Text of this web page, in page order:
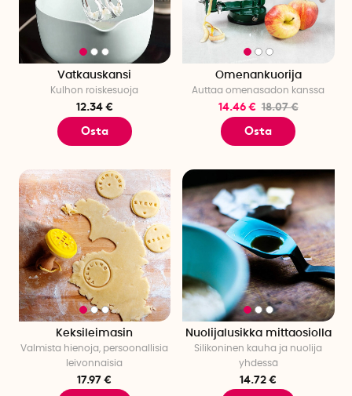
voit helposti varmistaa, että liha kypsyy täydellisesti oikealla
sisälämpötilalla. Täydellisen paistopinnan saamiseksi voit
käyttää kauhalla varustettua leivontasivellintä.
SmartaSakerista löydät kaiken onnistuneeseen
joululeivontaan!
Vatkauskansi
Kulhon roiskesuoja
12.34 €
Osta
Omenankuorija
Auttaa omenasadon kanssa
14.46 € 18.07 €
Osta
Keksileimasin
Valmista hienoja, persoonallisia
leivonnaisia
17.97 €
Nuolijalusikka mittaosiolla
Silikoninen kauha ja nuolija
yhdessä
14.72 €